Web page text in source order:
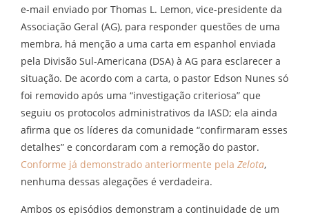
e-mail enviado por Thomas L. Lemon, vice-presidente da
Associação Geral (AG), para responder questões de uma
membra, há menção a uma carta em espanhol enviada
pela Divisão Sul-Americana (DSA) à AG para esclarecer a
situação. De acordo com a carta, o pastor Edson Nunes só
foi removido após uma “investigação criteriosa” que
seguiu os protocolos administrativos da IASD; ela ainda
afirma que os líderes da comunidade “confirmaram esses
detalhes” e concordaram com a remoção do pastor.
Conforme já demonstrado anteriormente pela Zelota,
nenhuma dessas alegações é verdadeira.
Ambos os episódios demonstram a continuidade de um